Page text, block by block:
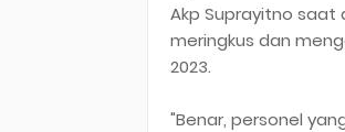
Akp Suprayitno saat
meringkus dan
2023.
"Benar, personel